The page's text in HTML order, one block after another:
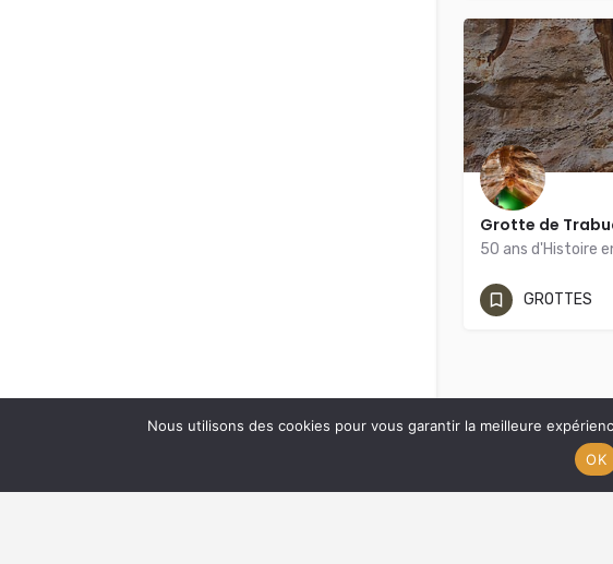
Grotte de
50 ans d'Histoire
04 66 85 03 28
GROTTES
Nous utilisons des cookies pour vous garantir la meilleure
OK